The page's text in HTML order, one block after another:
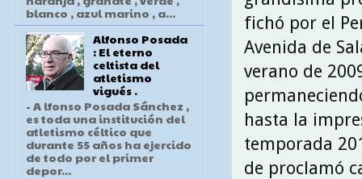
fichó por el
Avenida de
verano de
hasta la
temporada
de proclamó
blanco , azul marino , a...
Alfonso Posada
: El eterno
celtista del
atletismo
vigués .
- A lfonso Posada Sánchez ,
es toda una institución del
atletismo céltico que
durante 55 años ha ejercido
de todo por el primer
depor...